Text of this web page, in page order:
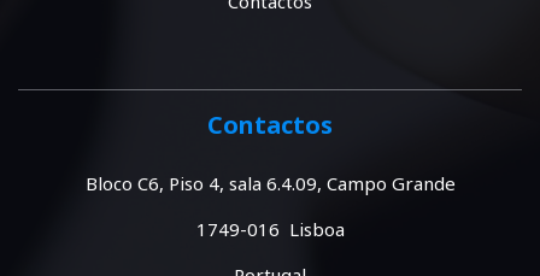
Contactos
Bloco C6, Piso 4, sala 6.4.09, Campo Grande
1749-016 Lisboa